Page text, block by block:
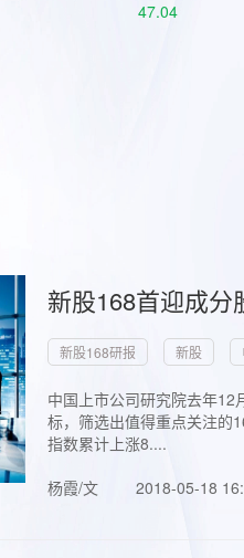
47.04
新股168首迎成
新股168研报 新股
中国上市公司研究院去年
标，筛选出值得重点关注的
指数累计上涨8....
杨霞/文
2018-05-18